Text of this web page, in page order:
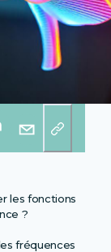
les fonctions
?
fréquences